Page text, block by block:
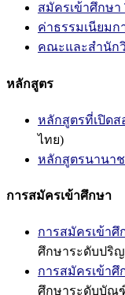
สมัครเข้าศึกษา
ค่าธรรมเนียมก
คณะและสำนัก
หลักสูตร
หลักสูตรที่เปิดส
ไทย)
หลักสูตรนานา
การสมัครเข้าศึกษา
การสมัครเข้า
ศึกษาระดับป
การสมัครเข้า
ศึกษาระดับบัณ